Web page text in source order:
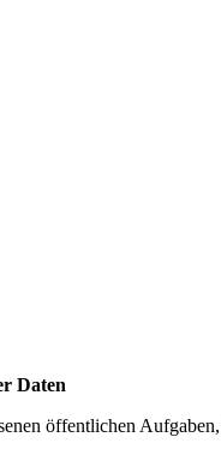
Daten
öffentlichen